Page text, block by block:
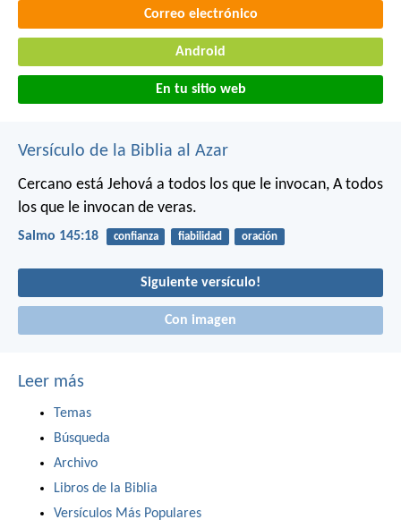
Correo electrónico
Android
En tu sitio web
Versículo de la Biblia al Azar
Cercano está Jehová a todos los que le invocan, A todos
los que le invocan de veras.
Salmo 145:18 confianza fiabilidad oración
Siguiente versículo!
Con imagen
Leer más
Temas
Búsqueda
Archivo
Libros de la Biblia
Versículos Más Populares